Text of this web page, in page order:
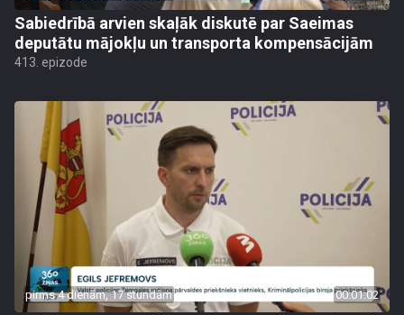
Sabiedrībā arvien skaļāk diskutē par Saeimas
deputātu mājokļu un transporta kompensācijām
413. epizode
pirms 4 dienām, 17 stundām 00:01:02